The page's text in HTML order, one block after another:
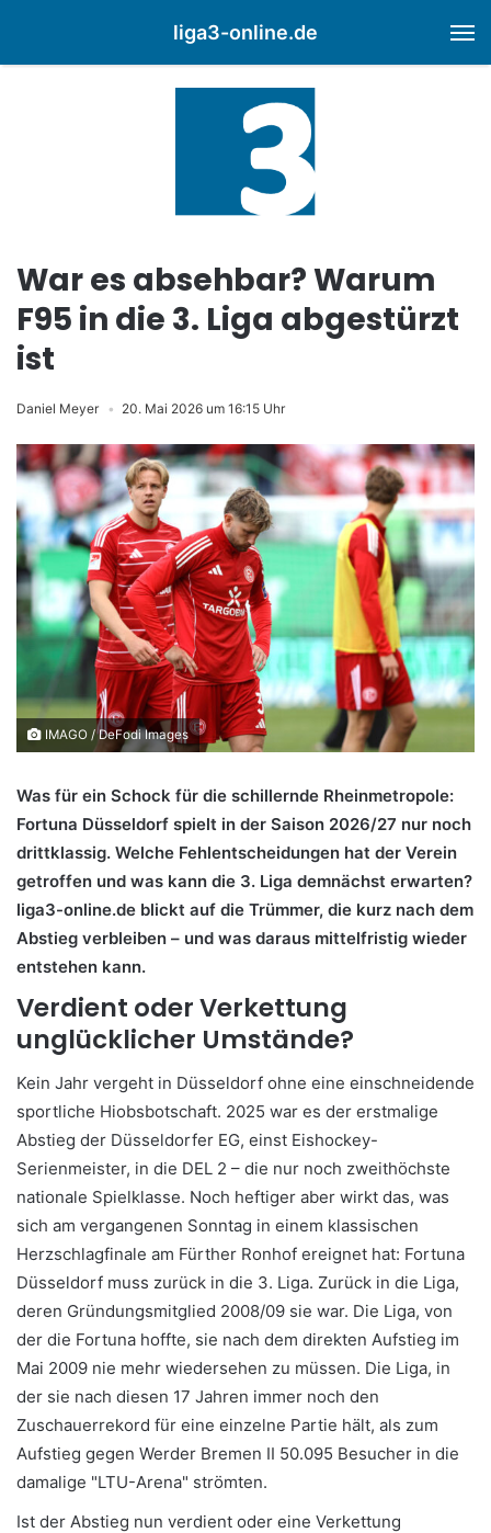
liga3-online.de
War es absehbar? Warum
F95 in die 3. Liga abgestürzt
ist
Daniel Meyer 20. Mai 2026 um 16:15 Uhr
IMAGO / DeFodi Images
Was für ein Schock für die schillernde Rheinmetropole:
Fortuna Düsseldorf spielt in der Saison 2026/27 nur noch
drittklassig. Welche Fehlentscheidungen hat der Verein
getroffen und was kann die 3. Liga demnächst erwarten?
liga3-online.de blickt auf die Trümmer, die kurz nach dem
Abstieg verbleiben – und was daraus mittelfristig wieder
entstehen kann.
Verdient oder Verkettung
unglücklicher Umstände?
Kein Jahr vergeht in Düsseldorf ohne eine einschneidende
sportliche Hiobsbotschaft. 2025 war es der erstmalige
Abstieg der Düsseldorfer EG, einst Eishockey-
Serienmeister, in die DEL 2 – die nur noch zweithöchste
nationale Spielklasse. Noch heftiger aber wirkt das, was
sich am vergangenen Sonntag in einem klassischen
Herzschlagfinale am Fürther Ronhof ereignet hat: Fortuna
Düsseldorf muss zurück in die 3. Liga. Zurück in die Liga,
deren Gründungsmitglied 2008/09 sie war. Die Liga, von
der die Fortuna hoffte, sie nach dem direkten Aufstieg im
Mai 2009 nie mehr wiedersehen zu müssen. Die Liga, in
der sie nach diesen 17 Jahren immer noch den
Zuschauerrekord für eine einzelne Partie hält, als zum
Aufstieg gegen Werder Bremen II 50.095 Besucher in die
damalige "LTU-Arena" strömten.
Ist der Abstieg nun verdient oder eine Verkettung